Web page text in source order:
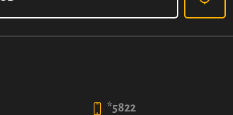
FLAT WHITE
lei
*5822